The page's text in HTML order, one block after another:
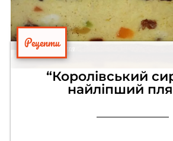
Рецепти
“Королівський
найліпший